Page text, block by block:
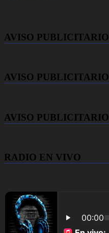
AVISO PUBLICITARIO
AVISO PUBLICITARIO
AVISO PUBLICITARIO
RADIO EN VIVO